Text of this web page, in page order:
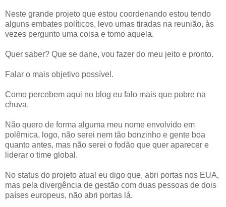
Neste grande projeto que estou coordenando estou tendo
alguns embates políticos, levo umas tiradas na reunião, às
vezes pergunto uma coisa e tomo aquela.
Quer saber? Que se dane, vou fazer do meu jeito e pronto.
Falar o mais objetivo possível.
Como percebem aqui no blog eu falo mais que pobre na
chuva.
Não quero de forma alguma meu nome envolvido em
polêmica, logo, não serei nem tão bonzinho e gente boa
quanto antes, mas não serei o fodão que quer aparecer e
liderar o time global.
No status do projeto atual eu digo que, abri portas nos EUA,
mas pela divergência de gestão com duas pessoas de dois
países europeus, não abri portas lá.